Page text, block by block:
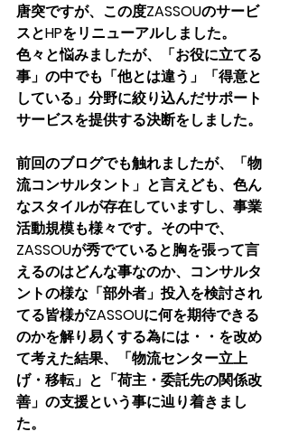
唐突ですが、この度ZASSOUのサービ
スとHPをリニューアルしました。
色々と悩みましたが、「お役に立てる
事」の中でも「他とは違う」「得意と
している」分野に絞り込んだサポート
サービスを提供する決断をしました。
前回のブログでも触れましたが、「物
流コンサルタント」と言えども、色ん
なスタイルが存在していますし、事業
活動規模も様々です。その中で、
ZASSOUが秀でていると胸を張って言
えるのはどんな事なのか、コンサルタ
ントの様な「部外者」投入を検討され
てる皆様がZASSOUに何を期待できる
のかを解り易くする為には・・を改め
て考えた結果、「物流センター立上
げ・移転」と「荷主・委託先の関係改
善」の支援という事に辿り着きまし
た。